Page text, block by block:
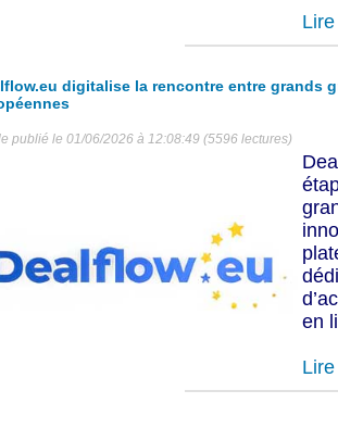
digitalise la rencontre entre grands
publié le 01/06/2026 à 12:08:49 (5596 lectures)
en